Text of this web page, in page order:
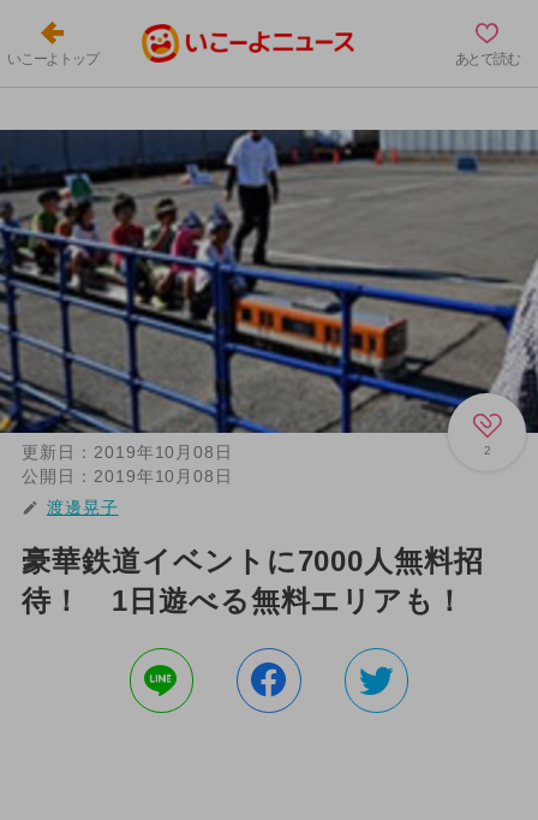
いこーよトップ あとで読む
2
更新日： 2019年10月08日
公開日： 2019年10月08日
渡邊晃子
豪華鉄道イベントに7000人無料招
待！ 1日遊べる無料エリアも！